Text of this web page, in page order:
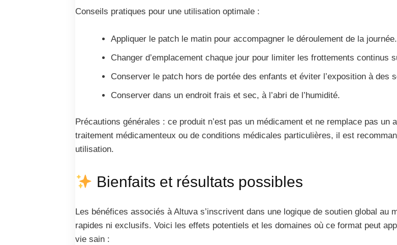
Conseils pratiques pour une utilisation optimale :
Appliquer le patch le matin pour accompagner le déroulement de la journée.
Changer d’emplacement chaque jour pour limiter les frottements continus
Conserver le patch hors de portée des enfants et éviter l’exposition à des
Conserver dans un endroit frais et sec, à l’abri de l’humidité.
Précautions générales : ce produit n’est pas un médicament et ne remplace pas
traitement médicamenteux ou de conditions médicales particulières, il est
utilisation.
Bienfaits et résultats possibles
Les bénéfices associés à Altuva s’inscrivent dans une logique de soutien global
rapides ni exclusifs. Voici les effets potentiels et les domaines où ce format peut
vie sain :